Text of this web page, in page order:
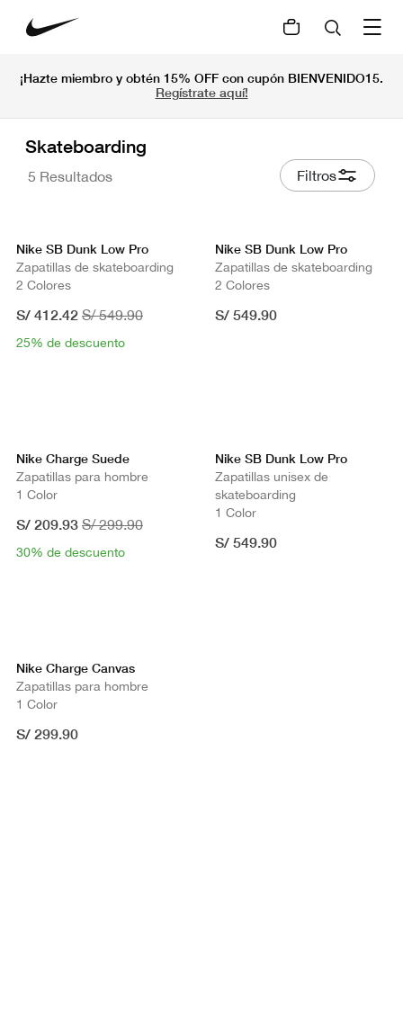
¡Hazte miembro y obtén 15% OFF con cupón BIENVENIDO15.
Regístrate aquí!
Skateboarding
5 Resultados Filtros
Nike SB Dunk Low Pro
Zapatillas de skateboarding
2 Colores
S/ 412.42 S/ 549.90
25% de descuento
Nike SB Dunk Low Pro
Zapatillas de skateboarding
2 Colores
S/ 549.90
Nike Charge Suede
Zapatillas para hombre
1 Color
S/ 209.93 S/ 299.90
30% de descuento
Nike SB Dunk Low Pro
Zapatillas unisex de
skateboarding
1 Color
S/ 549.90
Nike Charge Canvas
Zapatillas para hombre
1 Color
S/ 299.90